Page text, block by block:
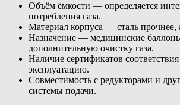
Объём ёмкости — определяется
потребления газа.
Материал корпуса — сталь
Назначение — медицинские
дополнительную очистку газа.
Наличие сертификатов
эксплуатацию.
Совместимость с редукторами и
системы подачи.